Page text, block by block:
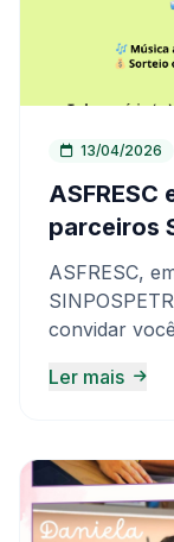
13/04/2026
parceiros
ASFRESC,
convidar
Esta data
protestos
Revolta de
Ler mais